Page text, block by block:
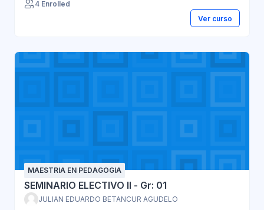
4 Enrolled
Ver curso
MAESTRIA EN PEDAGOGIA
SEMINARIO ELECTIVO II - Gr: 01
JULIAN EDUARDO BETANCUR AGUDELO